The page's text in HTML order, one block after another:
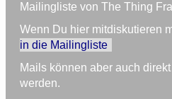
Mailingliste von The Thing
Wenn Du hier mitdiskutieren
in die Mailingliste
Mails können aber auch
werden.